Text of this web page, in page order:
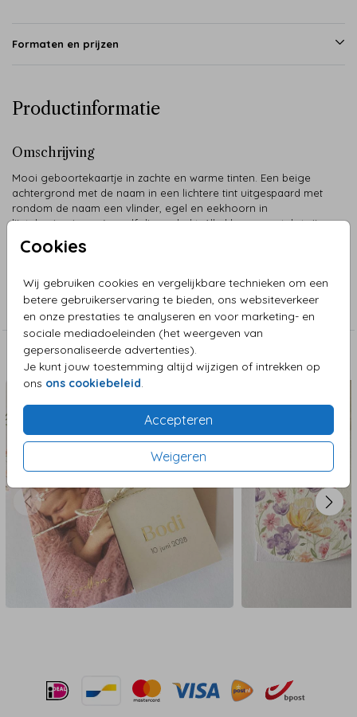
Cookies
Wij gebruiken cookies en vergelijkbare technieken om een
betere gebruikerservaring te bieden, ons websiteverkeer
en onze prestaties te analyseren en voor marketing- en
sociale mediadoeleinden (het weergeven van
gepersonaliseerde advertenties).
Je kunt jouw toestemming altijd wijzigen of intrekken op
ons ons cookiebeleid.
Accepteren
Weigeren
Formaten en prijzen
Productinformatie
Omschrijving
Mooi geboortekaartje in zachte en warme tinten. Een beige
achtergrond met de naam in een lichtere tint uitgespaard met
rondom de naam een vlinder, egel en eekhoorn in
lijntekening in roségoudfolie gedrukt. Alle kleuren en tekst zijn
gemakkelijk zelf aan te passen.
Collectie
Aanbevolen